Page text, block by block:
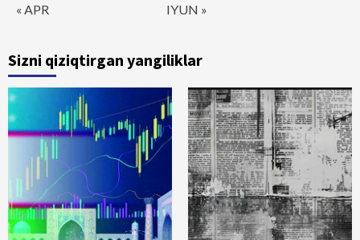
« APR IYUN »
Sizni qiziqtirgan yangiliklar